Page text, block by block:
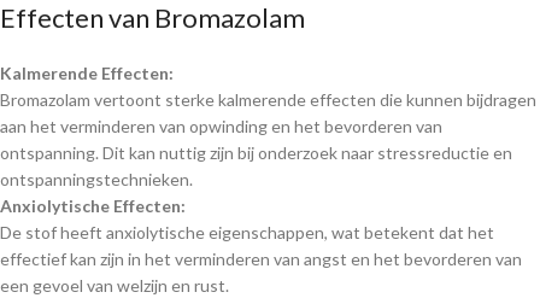
Effecten van Bromazolam
Kalmerende Effecten:
Bromazolam vertoont sterke kalmerende effecten die kunnen bijdragen
aan het verminderen van opwinding en het bevorderen van
ontspanning. Dit kan nuttig zijn bij onderzoek naar stressreductie en
ontspanningstechnieken.
Anxiolytische Effecten:
De stof heeft anxiolytische eigenschappen, wat betekent dat het
effectief kan zijn in het verminderen van angst en het bevorderen van
een gevoel van welzijn en rust.